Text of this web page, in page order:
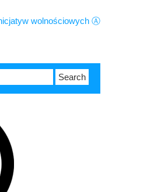
wolnościowych Ⓐ